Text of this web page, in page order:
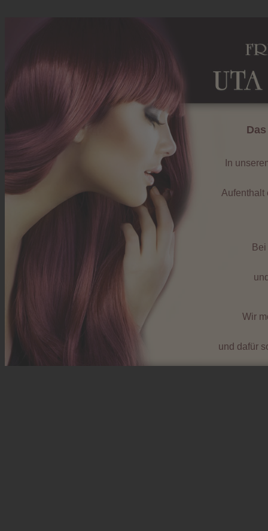
In
Aufenthalt
Wir
und dafür